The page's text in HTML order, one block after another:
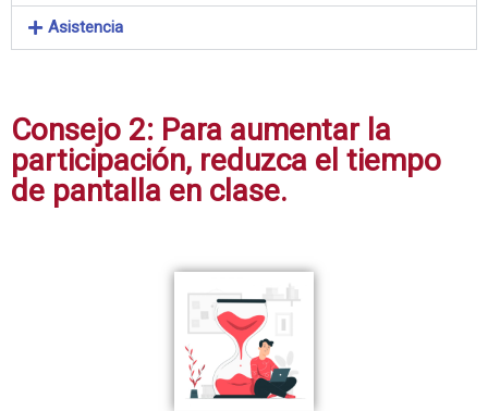
Asistencia
Consejo 2: Para aumentar la
participación, reduzca el tiempo
de pantalla en clase.